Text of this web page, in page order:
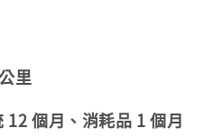
里
個月、消耗品 1 個月